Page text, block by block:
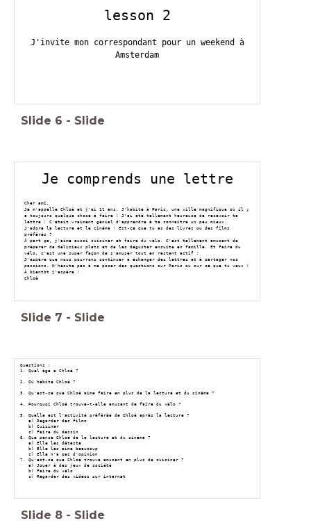
lesson 2
J'invite mon correspondant pour un weekend à
Amsterdam
Slide 6 - Slide
Je comprends une lettre
Cher ami,
Je m'appelle Chloé et j'ai 11 ans. J'habite à Paris, une ville magnifique où il y
a toujours quelque chose à faire ! J'ai été tellement heureuse de recevoir ta
lettre ! C'était vraiment génial d'apprendre à te connaître un peu mieux.
J'adore la lecture et le cinéma ! Est-ce que tu as des livres ou des films
préférés ?
À part ça, j'aime aussi cuisiner et faire du vélo. C'est tellement amusant de
préparer de délicieux plats et de les déguster ensuite en famille. Et faire du
vélo, c'est une super façon de s'amuser tout en restant actif !
J'espère que nous pourrons continuer à échanger des lettres et à partager nos
passions. N'hésite pas à me poser des questions sur Paris ou sur ce que tu veux !
À bientôt j'espère !
Chloé
Slide 7 - Slide
Questions :
1. Quel âge a Chloé ?
2. Où habite Chloé ?
3. Qu'est-ce que Chloé aime faire en plus de la lecture et du cinéma ?
4. Pourquoi Chloé trouve-t-elle amusant de faire du vélo ?
5. Quelle est l'activité préférée de Chloé après la lecture ?
a) Regarder des films
b) Cuisiner
c) Faire du dessin
6. Que pense Chloé de la lecture et du cinéma ?
a) Elle les déteste
b) Elle les aime beaucoup
c) Elle n'a pas d'opinion
7. Qu'est-ce que Chloé trouve amusant en plus de cuisiner ?
a) Jouer à des jeux de société
b) Faire du vélo
c) Regarder des vidéos sur internet
Slide 8 - Slide